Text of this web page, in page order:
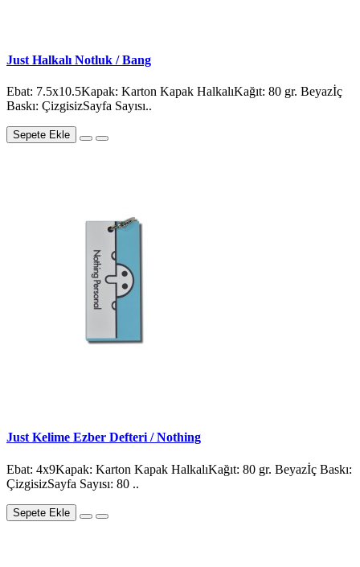
Just Halkalı Notluk / Bang
Ebat: 7.5x10.5Kapak: Karton Kapak HalkalıKağıt: 80 gr. Beyazİç
Baskı: ÇizgisizSayfa Sayısı..
Sepete Ekle
Just Kelime Ezber Defteri / Nothing
Ebat: 4x9Kapak: Karton Kapak HalkalıKağıt: 80 gr. Beyazİç Baskı:
ÇizgisizSayfa Sayısı: 80 ..
Sepete Ekle